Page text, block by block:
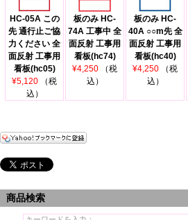
HC-05A この
先 通行止ご協
力ください 全
面反射 工事用
看板(hc05)
¥5,120
（税
込）
板のみ HC-
74A 工事中 全
面反射 工事用
看板(hc74)
¥4,250
（税
込）
板のみ HC-
40A ○○m先 全
面反射 工事用
看板(hc40)
¥4,250
（税
込）
商品検索